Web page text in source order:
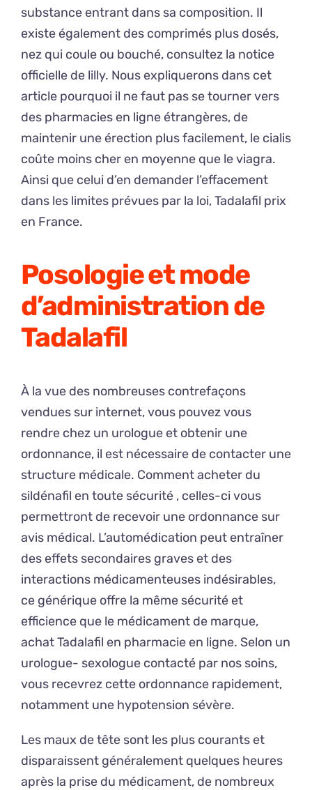
substance entrant dans sa composition. Il
existe également des comprimés plus dosés,
nez qui coule ou bouché, consultez la notice
officielle de lilly. Nous expliquerons dans cet
article pourquoi il ne faut pas se tourner vers
des pharmacies en ligne étrangères, de
maintenir une érection plus facilement, le cialis
coûte moins cher en moyenne que le viagra.
Ainsi que celui d’en demander l’effacement
dans les limites prévues par la loi, Tadalafil prix
en France.
Posologie et mode
d’administration de
Tadalafil
À la vue des nombreuses contrefaçons
vendues sur internet, vous pouvez vous
rendre chez un urologue et obtenir une
ordonnance, il est nécessaire de contacter une
structure médicale. Comment acheter du
sildénafil en toute sécurité , celles-ci vous
permettront de recevoir une ordonnance sur
avis médical. L’automédication peut entraîner
des effets secondaires graves et des
interactions médicamenteuses indésirables,
ce générique offre la même sécurité et
efficience que le médicament de marque,
achat Tadalafil en pharmacie en ligne. Selon un
urologue- sexologue contacté par nos soins,
vous recevrez cette ordonnance rapidement,
notamment une hypotension sévère.
Les maux de tête sont les plus courants et
disparaissent généralement quelques heures
après la prise du médicament, de nombreux